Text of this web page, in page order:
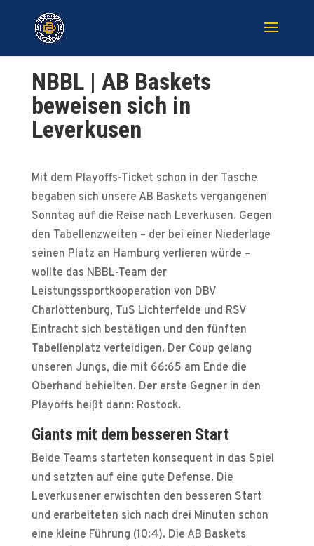
NBBL | AB Baskets
beweisen sich in
Leverkusen
Mit dem Playoffs-Ticket schon in der Tasche
begaben sich unsere AB Baskets vergangenen
Sonntag auf die Reise nach Leverkusen. Gegen
den Tabellenzweiten – der bei einer Niederlage
seinen Platz an Hamburg verlieren würde –
wollte das NBBL-Team der
Leistungssportkooperation von DBV
Charlottenburg, TuS Lichterfelde und RSV
Eintracht sich bestätigen und den fünften
Tabellenplatz verteidigen. Der Coup gelang
unseren Jungs, die mit 66:65 am Ende die
Oberhand behielten. Der erste Gegner in den
Playoffs heißt dann: Rostock.
Giants mit dem besseren Start
Beide Teams starteten konsequent in das Spiel
und setzten auf eine gute Defense. Die
Leverkusener erwischten den besseren Start
und erarbeiteten sich nach drei Minuten schon
eine kleine Führung (10:4). Die AB Baskets